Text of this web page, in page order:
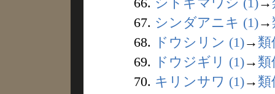
66. シトギマワシ (1)→
67. シンダアニキ (1)→
68.
ドウシリン (1)→ 類
69.
ドウジギリ (1)→ 類
70. キリンサワ (1)→ 類